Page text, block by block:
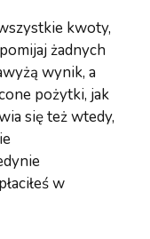
kwoty,
żadnych
wynik, a
pożytki, jak
się też wtedy,
w